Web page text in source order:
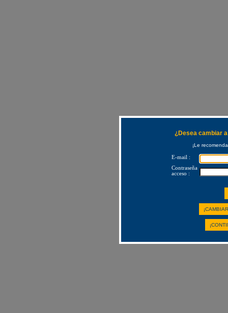
¿Desea cambiar
¡Le
E-mail :
Contraseña
acceso :